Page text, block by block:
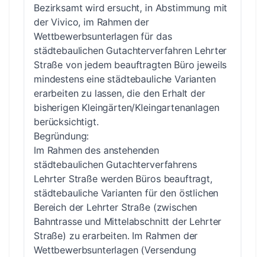
Bezirksamt wird ersucht, in Abstimmung mit
der Vivico, im Rahmen der
Wettbewerbsunterlagen für das
städtebaulichen Gutachterverfahren Lehrter
Straße von jedem beauftragten Büro jeweils
mindestens eine städtebauliche Varianten
erarbeiten zu lassen, die den Erhalt der
bisherigen Kleingärten/Kleingartenanlagen
berücksichtigt.
Begründung:
Im Rahmen des anstehenden
städtebaulichen Gutachterverfahrens
Lehrter Straße werden Büros beauftragt,
städtebauliche Varianten für den östlichen
Bereich der Lehrter Straße (zwischen
Bahntrasse und Mittelabschnitt der Lehrter
Straße) zu erarbeiten. Im Rahmen der
Wettbewerbsunterlagen (Versendung